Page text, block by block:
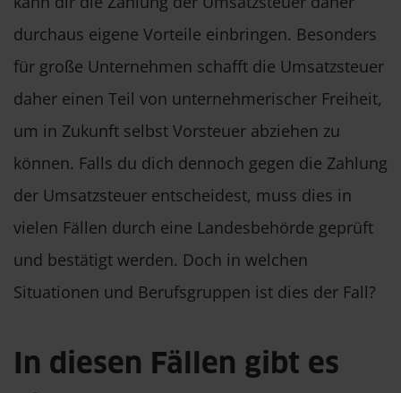
durchaus eigene Vorteile einbringen. Besonders
für große Unternehmen schafft die Umsatzsteuer
daher einen Teil von unternehmerischer Freiheit,
um in Zukunft selbst Vorsteuer abziehen zu
können. Falls du dich dennoch gegen die Zahlung
der Umsatzsteuer entscheidest, muss dies in
vielen Fällen durch eine Landesbehörde geprüft
und bestätigt werden. Doch in welchen
Situationen und Berufsgruppen ist dies der Fall?
In diesen Fällen gibt es